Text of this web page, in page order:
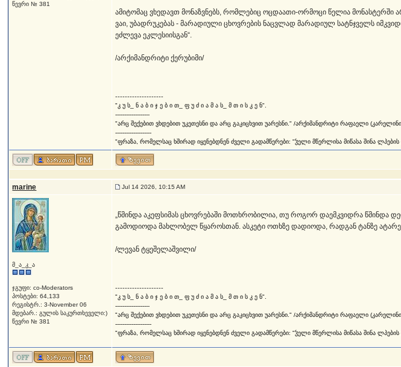
წევრი № 381
ამიტომაც ვხედავთ მონაზვნებს, რომლებიც ოცდაათი-ორმოცი წელია მონასტერში
ვაი, უბადრუკებას - მარადიული ცხოვრების ნაცვლად მარადიულ სატნჯველს
ეძლევა ეკლესიისგან“.
/არქიმანდრიტი ქერუბიმი/
--------------------
"კ უ ს_ ნ ა ბ ი ჯ ე ბ ი თ_ ფ უ ძ ი ა მ ა ს_ მ თ ი ს კ ე ნ".
-------------------
"არც შექებით ვხდებით უკეთესნი და არც გაკიცხვით უარესნი." /არქიმანდრიტი რაფაელი
--------------------
"ფრაზა, რომელსაც ხშირად იყენებდნენ ძველი გადამწერები: "ჴელი მწერლისა მიწასა შინა ლპების
marine Jul 14 2026, 10:15 AM
მ_ა_კ_ა
ჯგუფი: co-Moderators
პოსტები: 64,133
რეგისტრ.: 3-November 06
მდებარ.: გულის საკურთხეველი:)
წევრი № 381
„წმინდა აკეფსიმას ცხოვრებაში მოთხრობილია, თუ როგორ დაემკვიდრა
გამოდიოდა მახლობელ წყაროსთან. ასკეტი ოთხზე დადიოდა, რადგან ტანზე
/ლევან ტყეშელაშვილი/
--------------------
"კ უ ს_ ნ ა ბ ი ჯ ე ბ ი თ_ ფ უ ძ ი ა მ ა ს_ მ თ ი ს კ ე ნ".
-------------------
"არც შექებით ვხდებით უკეთესნი და არც გაკიცხვით უარესნი." /არქიმანდრიტი რაფაელი
--------------------
"ფრაზა, რომელსაც ხშირად იყენებდნენ ძველი გადამწერები: "ჴელი მწერლისა მიწასა შინა ლპების